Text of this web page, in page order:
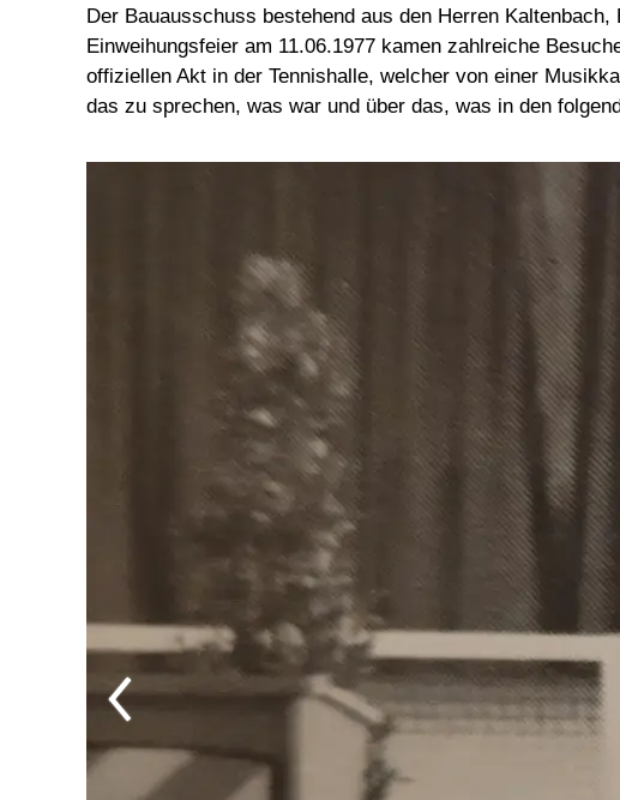
Der Bauausschuss bestehend aus den Herren
Einweihungsfeier am 11.06.1977 kamen zahlreiche
offiziellen Akt in der Tennishalle, welcher von einer
das zu sprechen, was war und über das, was in den